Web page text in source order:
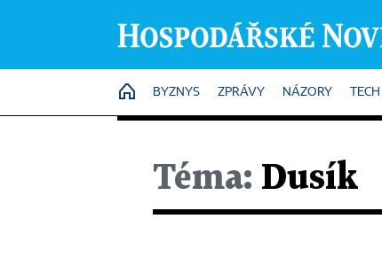
HOME
BYZNYS ZPRÁVY NÁZORY TECH
Téma: Dusík